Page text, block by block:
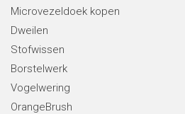
Microvezeldoek kopen
Dweilen
Stofwissen
Borstelwerk
Vogelwering
OrangeBrush